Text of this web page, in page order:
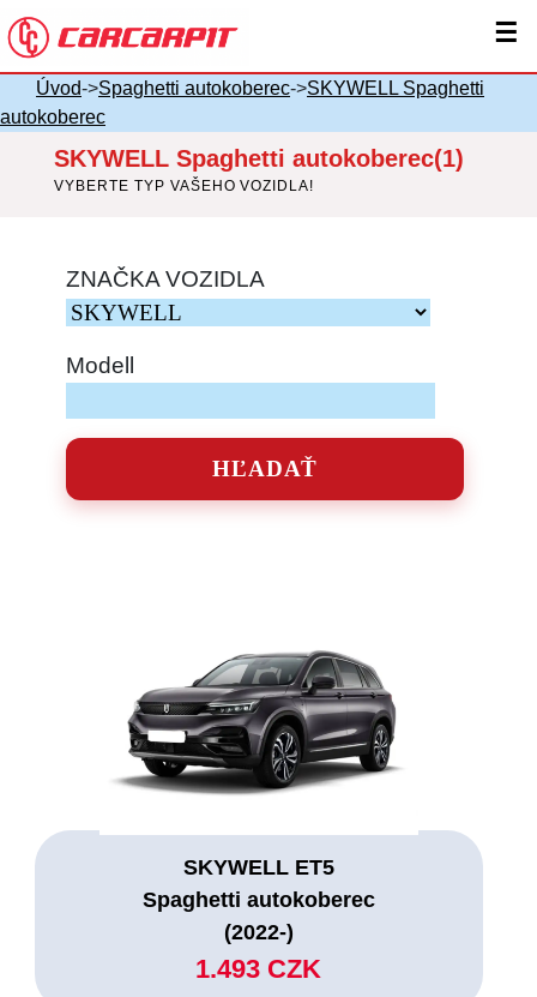
☰
Úvod->Spaghetti autokoberec->SKYWELL Spaghetti
autokoberec
SKYWELL Spaghetti autokoberec(1)
VYBERTE TYP VAŠEHO VOZIDLA!
ZNAČKA VOZIDLA
Modell
HĽADAŤ
SKYWELL ET5
Spaghetti autokoberec
(2022-)
1.493 CZK